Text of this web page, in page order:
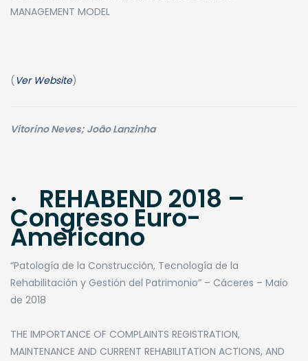
MANAGEMENT MODEL
( Ver Website)
Vitorino Neves; João Lanzinha
· REHABEND 2018 –
Congreso Euro-
Americano
“Patología de la Construcción, Tecnología de la
Rehabilitación y Gestión del Patrimonio” – Cáceres – Maio
de 2018
​THE IMPORTANCE OF COMPLAINTS REGISTRATION,
MAINTENANCE AND CURRENT REHABILITATION ACTIONS, AND